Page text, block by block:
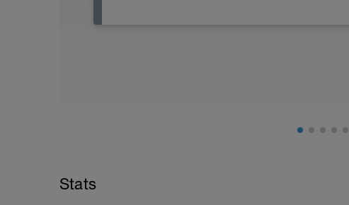
Stats